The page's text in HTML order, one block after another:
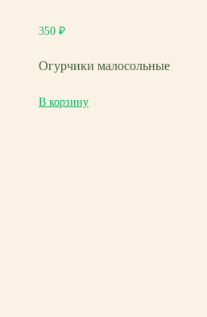
350 ₽
Огурчики малосольные
В корзину